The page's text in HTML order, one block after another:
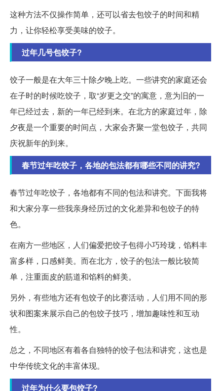
这种方法不仅操作简单，还可以省去包饺子的时间和精
力，让你轻松享受美味的饺子。
过年几号包饺子?
饺子一般是在大年三十除夕晚上吃。一些讲究的家庭还会
在子时的时候吃饺子，取“岁更之交”的寓意，意为旧的一
年已经过去，新的一年已经到来。在北方的家庭过年，除
夕夜是一个重要的时间点，大家会齐聚一堂包饺子，共同
庆祝新年的到来。
春节过年吃饺子，各地的包法都有哪些不同的讲究?
春节过年吃饺子，各地都有不同的包法和讲究。下面我将
和大家分享一些我亲身经历过的文化差异和包饺子的特
色。
在南方一些地区，人们偏爱把饺子包得小巧玲珑，馅料丰
富多样，口感鲜美。而在北方，饺子的包法一般比较简
单，注重面皮的筋道和馅料的鲜美。
另外，有些地方还有包饺子的比赛活动，人们用不同的形
状和图案来展示自己的包饺子技巧，增加趣味性和互动
性。
总之，不同地区有着各自独特的饺子包法和讲究，这也是
中华传统文化的丰富体现。
过年为什么要包饺子?